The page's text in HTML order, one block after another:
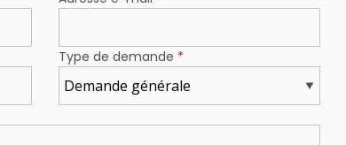
Type de demande *